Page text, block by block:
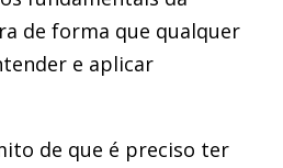
de forma que qualquer
e aplicar
de que é preciso ter